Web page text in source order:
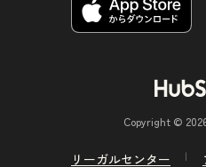
Copyright ©
リーガルセンター